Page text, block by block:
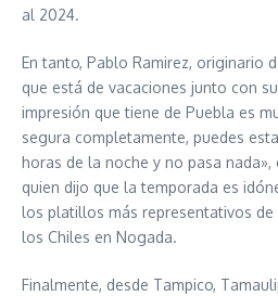
al 2024.
En tanto, Pablo Ramirez, originario
que está de vacaciones junto con
impresión que tiene de Puebla es
segura completamente, puedes
horas de la noche y no pasa
quien dijo que la temporada es
los platillos más representativos
los Chiles en Nogada.
Finalmente, desde Tampico,